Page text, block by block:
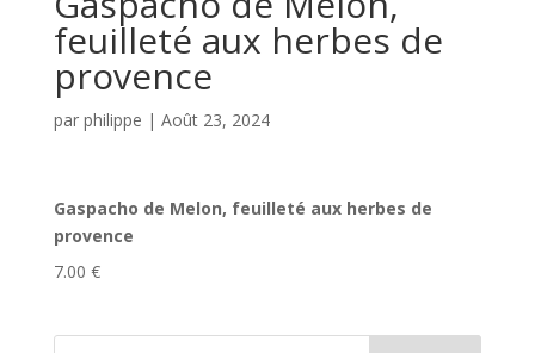
feuilleté aux herbes de
provence
par philippe | Août 23, 2024
Gaspacho de Melon, feuilleté aux herbes de
provence
7.00 €